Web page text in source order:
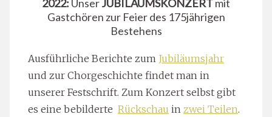
2022: UnserJUBILÄUMSKONZERTmit
Gastchören zur Feier des 175jährigen
Bestehens
Ausführliche Berichte zum Jubiläumsjahr
und zur Chorgeschichte findet man in
unserer Festschrift. Zum Konzert selbst gibt
es eine bebilderte Rückschau in zwei Teilen.